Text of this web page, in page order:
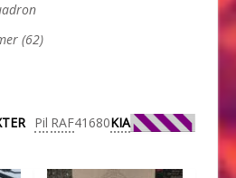
(62)
Pil RAF41680KIA